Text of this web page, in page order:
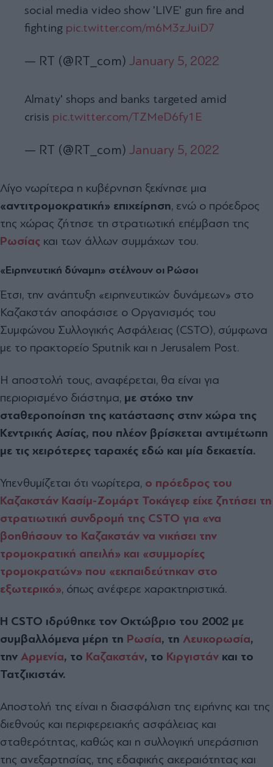
social media video show 'LIVE' gun fire and
fighting pic.twitter.com/m6M3zJuiD7
— RT (@RT_com) January 5, 2022
Almaty' shops and banks targeted amid
crisis pic.twitter.com/TZMeD6fy1E
— RT (@RT_com) January 5, 2022
Λίγο νωρίτερα η κυβέρνηση ξεκίνησε μια
«αντιτρομοκρατική» επιχείρηση, ενώ ο πρόεδρος
της χώρας ζήτησε τη στρατιωτική επέμβαση της
Ρωσίας και των άλλων συμμάχων του.
«Ειρηνευτική δύναμη» στέλνουν οι Ρώσοι
Έτσι, την ανάπτυξη «ειρηνευτικών δυνάμεων» στο
Καζακστάν αποφάσισε ο Οργανισμός του
Συμφώνου Συλλογικής Ασφάλειας (CSTO), σύμφωνα
με το πρακτορείο Sputnik και η Jerusalem Post.
Η αποστολή τους, αναφέρεται, θα είναι για
περιορισμένο διάστημα, με στόχο την
σταθεροποίηση της κατάστασης στην χώρα της
Κεντρικής Ασίας, που πλέον βρίσκεται αντιμέτωπη
με τις χειρότερες ταραχές εδώ και μία δεκαετία.
Υπενθυμίζεται ότι νωρίτερα, ο πρόεδρος του
Καζακστάν Κασίμ-Ζομάρτ Τοκάγεφ είχε ζητήσει τη
στρατιωτική συνδρομή της CSTO για «να
βοηθήσουν το Καζακστάν να νικήσει την
τρομοκρατική απειλή» και «συμμορίες
τρομοκρατών» που «εκπαιδεύτηκαν στο
εξωτερικό», όπως ανέφερε χαρακτηριστικά.
Η CSTO ιδρύθηκε τον Οκτώβριο του 2002 με
συμβαλλόμενα μέρη τη Ρωσία, τη Λευκορωσία,
την Αρμενία, το Καζακστάν, το Κιργιστάν και το
Τατζικιστάν.
Αποστολή της είναι η διασφάλιση της ειρήνης και της
διεθνούς και περιφερειακής ασφάλειας και
σταθερότητας, καθώς και η συλλογική υπεράσπιση
της ανεξαρτησίας, της εδαφικής ακεραιότητας και